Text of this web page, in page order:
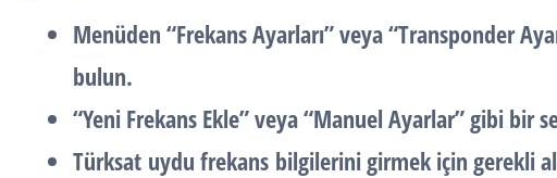
Menüden “Frekans Ayarları” veya “Transponder
bulun.
“Yeni Frekans Ekle” veya “Manuel Ayarlar” gibi bir
Türksat uydu frekans bilgilerini girmek için gerekli